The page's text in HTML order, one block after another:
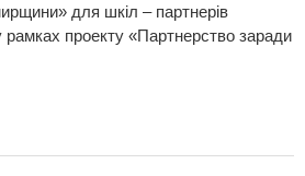
для шкіл – партнерів
проекту «Партнерство заради